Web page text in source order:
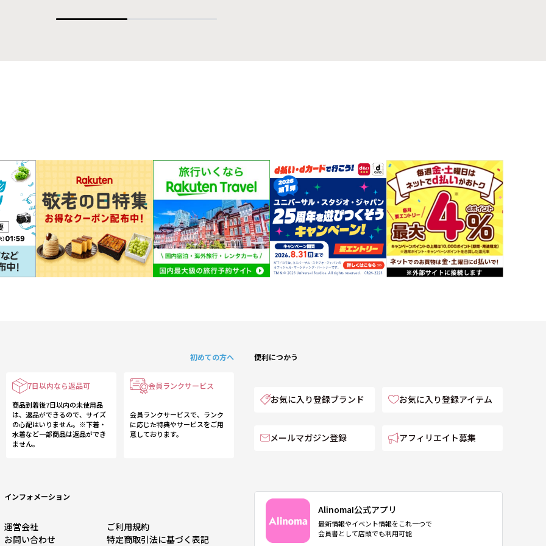
初めての方へ
7日以内なら返品可
商品到着後7日以内の未使用品
は、返品ができるので、サイズ
の心配はいりません。※下着・
水着など一部商品は返品ができ
ません。
会員ランクサービス
会員ランクサービスで、ランク
に応じた特典やサービスをご用
意しております。
便利につかう
お気に入り登録ブランド お気に入り登録アイテム
メールマガジン登録 アフィリエイト募集
インフォメーション
運営会社
ご利用規約
お問い合わせ
特定商取引法に基づく表記
AlinomaI公式アプリ
最新情報やイベント情報をこれ一つで
会員書として店頭でも利用可能